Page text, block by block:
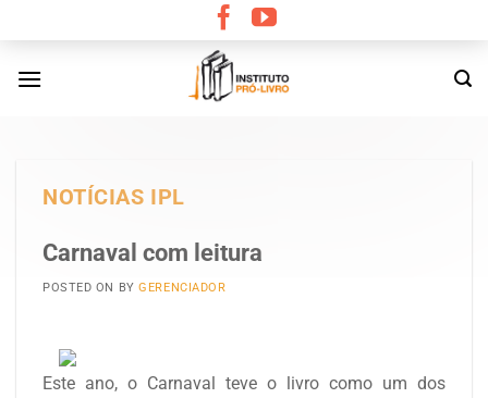
content
NOTÍCIAS IPL
Carnaval com leitura
POSTED ON BYGERENCIADOR
Este ano, o Carnaval teve o livro como um dos